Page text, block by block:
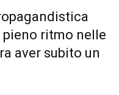
pieno ritmo nelle
aver subito un